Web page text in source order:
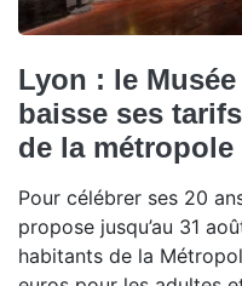
Lyon : le
baisse ses
de la métropole
Pour célébrer ses 20
propose jusqu’au 31
habitants de la